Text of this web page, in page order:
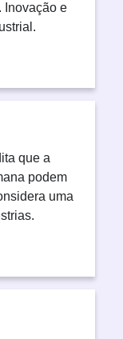
Inovação e
que a
podem
uma